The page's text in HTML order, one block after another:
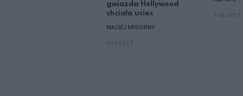
gwiazda Hollywood
chciała uciec
MACIEJ MISIORNY